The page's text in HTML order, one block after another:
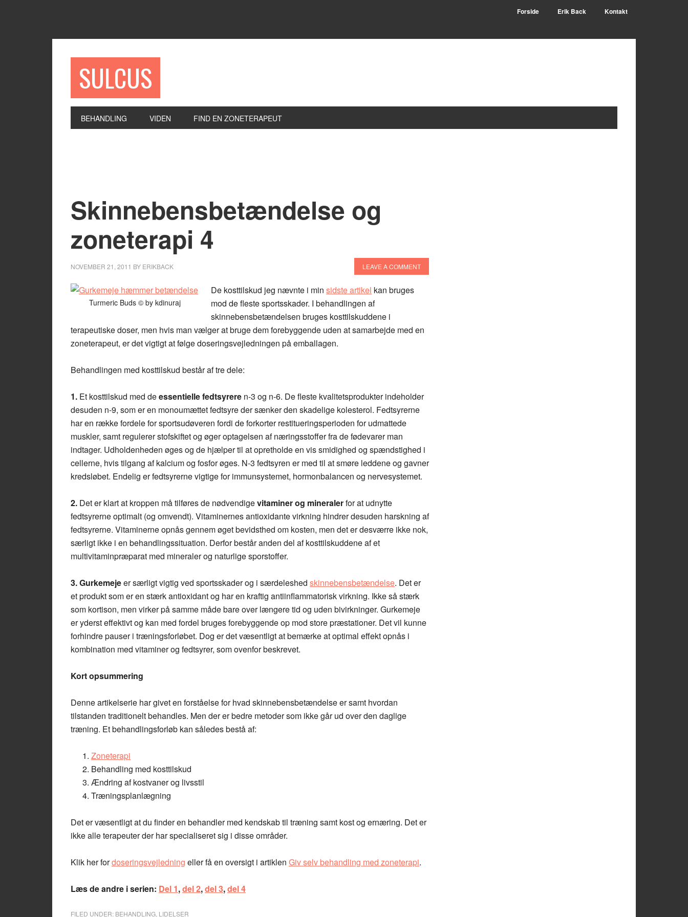
Forside Erik Back Kontakt
SULCUS
BEHANDLING VIDEN FIND EN ZONETERAPEUT
Skinnebensbetændelse og
zoneterapi 4
NOVEMBER 21, 2011 BY ERIKBACK LEAVE A COMMENT
Turmeric Buds © by kdinuraj
De kosttilskud jeg nævnte i min sidste artikel kan bruges
mod de fleste sportsskader. I behandlingen af
skinnebensbetændelsen bruges kosttilskuddene i
terapeutiske doser, men hvis man vælger at bruge dem forebyggende uden at samarbejde med en
zoneterapeut, er det vigtigt at følge doseringsvejledningen på emballagen.
Behandlingen med kosttilskud består af tre dele:
1. Et kosttilskud med deessentielle fedtsyrere n-3 og n-6. De fleste kvalitetsprodukter indeholder
desuden n-9, som er en monoumættet fedtsyre der sænker den skadelige kolesterol. Fedtsyrerne
har en række fordele for sportsudøveren fordi de forkorter restitueringsperioden for udmattede
muskler, samt regulerer stofskiftet og øger optagelsen af næringsstoffer fra de fødevarer man
indtager. Udholdenheden øges og de hjælper til at opretholde en vis smidighed og spændstighed i
cellerne, hvis tilgang af kalcium og fosfor øges. N-3 fedtsyren er med til at smøre leddene og gavner
kredsløbet. Endelig er fedtsyrerne vigtige for immunsystemet, hormonbalancen og nervesystemet.
2. Det er klart at kroppen må tilføres de nødvendigevitaminer og mineralerfor at udnytte
fedtsyrerne optimalt (og omvendt). Vitaminernes antioxidante virkning hindrer desuden harskning af
fedtsyrerne. Vitaminerne opnås gennem øget bevidsthed om kosten, men det er desværre ikke nok,
særligt ikke i en behandlingssituation. Derfor består anden del af kosttilskuddene af et
multivitaminpræparat med mineraler og naturlige sporstoffer.
3.Gurkemejeer særligt vigtig ved sportsskader og i særdeleshed skinnebensbetændelse. Det er
et produkt som er en stærk antioxidant og har en kraftig antiinflammatorisk virkning. Ikke så stærk
som kortison, men virker på samme måde bare over længere tid og uden bivirkninger. Gurkemeje
er yderst effektivt og kan med fordel bruges forebyggende op mod store præstationer. Det vil kunne
forhindre pauser i træningsforløbet. Dog er det væsentligt at bemærke at optimal effekt opnås i
kombination med vitaminer og fedtsyrer, som ovenfor beskrevet.
Kort opsummering
Denne artikelserie har givet en forståelse for hvad skinnebensbetændelse er samt hvordan
tilstanden traditionelt behandles. Men der er bedre metoder som ikke går ud over den daglige
træning. Et behandlingsforløb kan således bestå af:
Zoneterapi
Behandling med kosttilskud
Ændring af kostvaner og livsstil
Træningsplanlægning
Det er væsentligt at du finder en behandler med kendskab til træning samt kost og ernæring. Det er
ikke alle terapeuter der har specialiseret sig i disse områder.
Klik her fordoseringsvejledning eller få en oversigt i artiklen Giv selv behandling med zoneterapi.
Læs de andre i serien: Del 1,del 2,del 3,del 4
FILED UNDER: BEHANDLING LIDELSER